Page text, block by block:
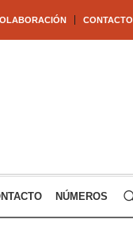
CONTACTO
NÚMEROS